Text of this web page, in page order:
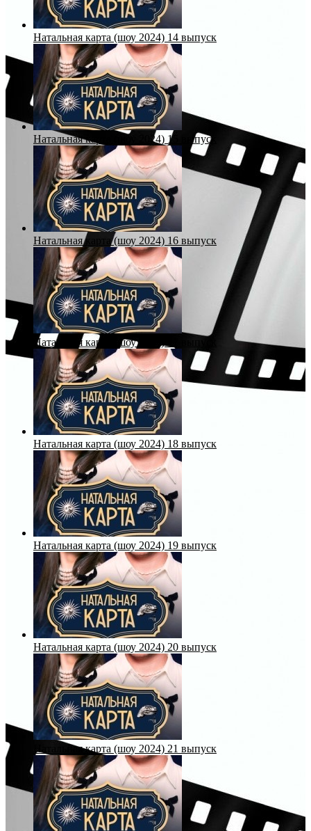
Натальная карта (шоу 2024) 14 выпуск
Натальная карта (шоу 2024) 15 выпуск
Натальная карта (шоу 2024) 16 выпуск
Натальная карта (шоу 2024) 17 выпуск
Натальная карта (шоу 2024) 18 выпуск
Натальная карта (шоу 2024) 19 выпуск
Натальная карта (шоу 2024) 20 выпуск
Натальная карта (шоу 2024) 21 выпуск